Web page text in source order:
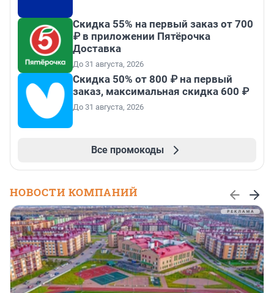
Скидка 55% на первый заказ от 700
₽ в приложении Пятёрочка
Доставка
До 31 августа, 2026
Скидка 50% от 800 ₽ на первый
заказ, максимальная скидка 600 ₽
До 31 августа, 2026
Все промокоды
НОВОСТИ КОМПАНИЙ